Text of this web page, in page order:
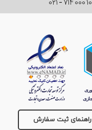
۰۲۱ - ۷۱۴ ۰۰۰ ۱۰
راهنمای ثبت سفارش